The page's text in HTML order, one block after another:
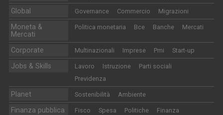
Global Governance Commercio Migrazioni
Moneta &
Mercati
Politica monetaria Bce Banche Mercati
Corporate Multinazionali Imprese Pmi Start-up
Jobs & Skills Lavoro Istruzione
Parti sociali
Previdenza
Planet Sostenibilità Ambiente
Finanza pubblica Fisco Spesa Politiche Finanza